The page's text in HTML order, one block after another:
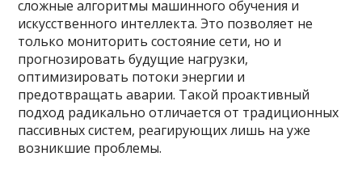
сложные алгоритмы машинного обучения и
искусственного интеллекта. Это позволяет не
только мониторить состояние сети, но и
прогнозировать будущие нагрузки,
оптимизировать потоки энергии и
предотвращать аварии. Такой проактивный
подход радикально отличается от традиционных
пассивных систем, реагирующих лишь на уже
возникшие проблемы.